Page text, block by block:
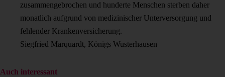
zusammengebrochen und hunderte Menschen sterben daher
monatlich aufgrund von medizinischer Unterversorgung und
fehlender Krankenversicherung.
Siegfried Marquardt, Königs Wusterhausen
Auch interessant